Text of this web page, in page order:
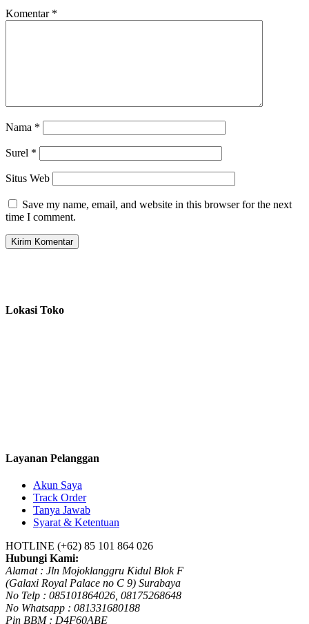
Komentar *
Nama *
Surel *
Situs Web
Save my name, email, and website in this browser for the next
time I comment.
Lokasi Toko
Layanan Pelanggan
Akun Saya
Track Order
Tanya Jawab
Syarat & Ketentuan
HOTLINE (+62) 85 101 864 026
Hubungi Kami:
Alamat : Jln Mojoklanggru Kidul Blok F
(Galaxi Royal Palace no C 9) Surabaya
No Telp : 085101864026, 08175268648
No Whatsapp : 081331680188
Pin BBM : D4F60ABE